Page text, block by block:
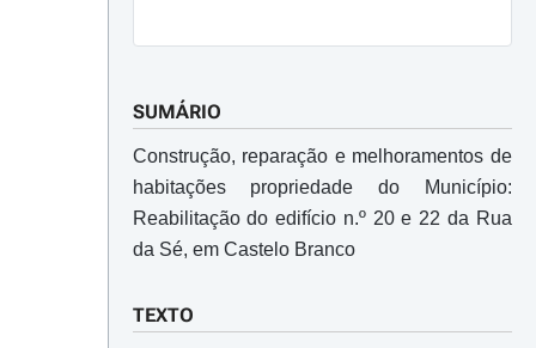
SUMÁRIO
Construção, reparação e melhoramentos de
habitações propriedade do Município:
Reabilitação do edifício n.º 20 e 22 da Rua
da Sé, em Castelo Branco
TEXTO